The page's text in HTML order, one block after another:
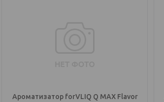
Ароматизатор forVLIQ Q MAX Flavor